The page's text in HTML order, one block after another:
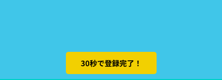
30秒で登録完了！